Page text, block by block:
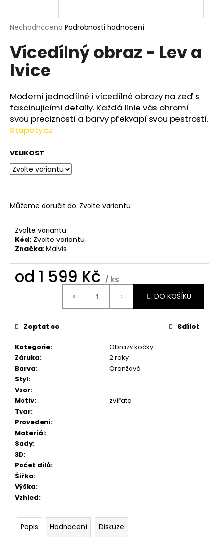
Průměrné
produktu
je
0,0
hvězdiček.
Neohodnoceno Podrobnosti hodnocení
Vícedílný obraz - Lev a
lvice
Moderní jednodílné i vícedílné obrazy na zeď s
fascinujícími detaily. Každá linie vás ohromí
svou precizností a barvy překvapí svou pestrostí.
Stapety.cz
VELIKOST
Můžeme doručit do: Zvolte variantu
Zvolte variantu
Kód: Zvolte variantu
Značka:Malvis
od 1 599 Kč / ks
DO KOŠÍKU
Kategorie:
Obrazy kočky
Záruka:
2 roky
Barva:
Oranžová
Styl:
Vzor:
Motiv:
zvířata
Tvar:
Provedení:
Materiál:
Sady:
3D:
Počet dílů:
Šířka:
Výška:
Vzhled:
Zeptat se Sdílet
Popis Hodnocení Diskuze
j
t
?
HLEDAT
D
o
p
u
č
u
e
m
e
BRIDGE
Kč